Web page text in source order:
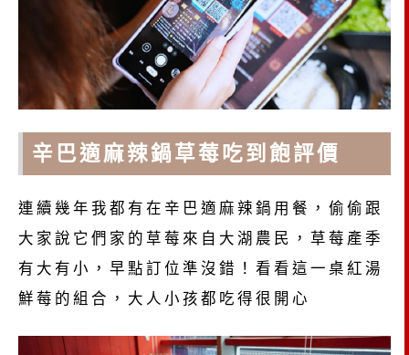
辛 巴適麻辣鍋草莓吃到飽評價
連續幾年我都有在辛巴適麻辣鍋用餐，偷偷跟
大家說它們家的草莓來自大湖農民，草莓產季
有大有小，早點訂位準沒錯！看看這一桌紅湯
鮮莓的組合，大人小孩都吃得很開心